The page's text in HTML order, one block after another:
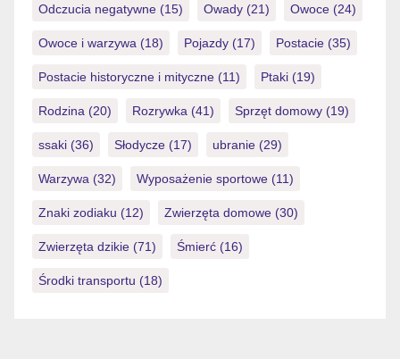
Odczucia negatywne (15) Owady (21) Owoce (24)
Owoce i warzywa (18) Pojazdy (17) Postacie (35)
Postacie historyczne i mityczne (11) Ptaki (19)
Rodzina (20) Rozrywka (41) Sprzęt domowy (19)
ssaki (36) Słodycze (17) ubranie (29)
Warzywa (32) Wyposażenie sportowe (11)
Znaki zodiaku (12) Zwierzęta domowe (30)
Zwierzęta dzikie (71) Śmierć (16)
Środki transportu (18)